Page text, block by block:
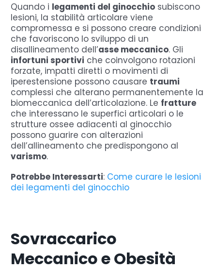
Quando i legamenti del ginocchio subiscono
lesioni, la stabilità articolare viene
compromessa e si possono creare condizioni
che favoriscono lo sviluppo di un
disallineamento dell’asse meccanico. Gli
infortuni sportivi che coinvolgono rotazioni
forzate, impatti diretti o movimenti di
iperestensione possono causare traumi
complessi che alterano permanentemente la
biomeccanica dell’articolazione. Le fratture
che interessano le superfici articolari o le
strutture ossee adiacenti al ginocchio
possono guarire con alterazioni
dell’allineamento che predispongono al
varismo.
Potrebbe Interessarti: Come curare le lesioni
dei legamenti del ginocchio
Sovraccarico
Meccanico e Obesità